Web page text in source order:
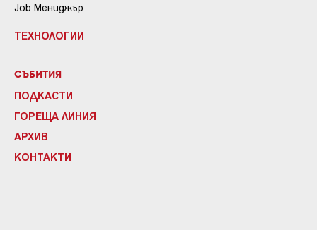
Job Мениджър
ТЕХНОЛОГИИ
СЪБИТИЯ
ПОДКАСТИ
ГОРЕЩА ЛИНИЯ
АРХИВ
КОНТАКТИ